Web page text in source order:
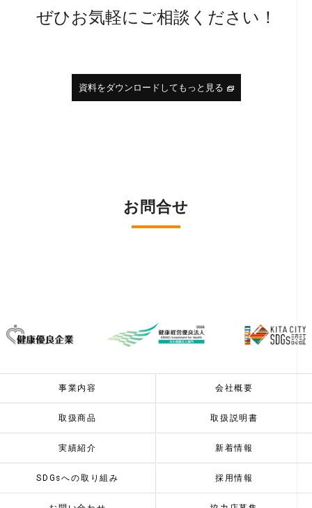
ぜひお気軽にご相談ください！
資料をダウンロードしてもっと見る
お問合せ
事業内容 会社概要
取扱商品 取扱説明書
実績紹介 新着情報
SDGsへの取り組み 採用情報